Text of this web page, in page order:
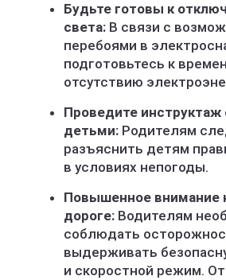
Будьте готовы к
света: В связи с
перебоями в
подготовьтесь к
отсутствию
Проведите инструктаж
детьми: Родителям
разъяснить детям
в условиях непогоды.
Повышенное внимание
дороге: Водителям
соблюдать
выдерживать
и скоростной режим.